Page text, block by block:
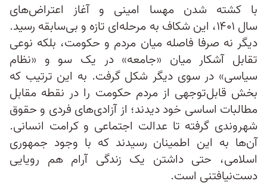
با کشته شدن مهسا امینی و آغاز اعتراض‌های
سال ۱۴۰۱، این شکاف به مرحله‌ای تازه و بی‌سابقه رسید.
دیگر نه صرفا فاصله‌ میان مردم و حکومت، بلکه نوعی
تقابل آشکار میان «جامعه» در یک سو و «نظام
سیاسی» در سوی دیگر شکل گرفت. به این ترتیب که
بخش قابل‌توجهی از مردم حکومت را در نقطه مقابل
مطالبات اساسی خود دیدند؛ از آزادی‌های فردی و حقوق
شهروندی گرفته تا عدالت اجتماعی و کرامت انسانی.
آن‌ها به این اطمینان رسیدند که با وجود جمهوری
اسلامی، حتی داشتن یک زندگی آرام هم رویایی
دست‌نیافتنی است.